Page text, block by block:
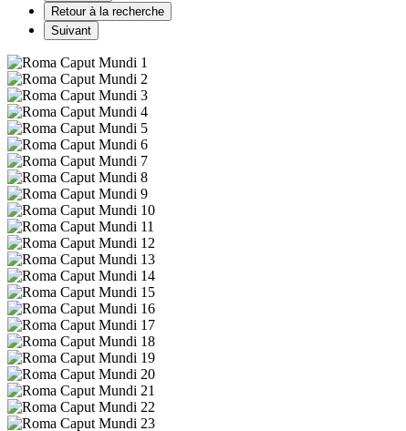
Retour à la recherche
Suivant